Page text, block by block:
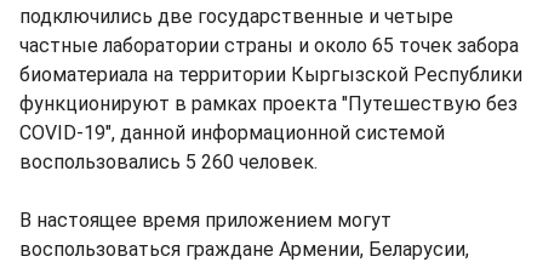
подключились две государственные и четыре
частные лаборатории страны и около 65 точек забора
биоматериала на территории Кыргызской Республики
функционируют в рамках проекта "Путешествую без
COVID-19", данной информационной системой
воспользовались 5 260 человек.
В настоящее время приложением могут
воспользоваться граждане Армении, Беларусии,